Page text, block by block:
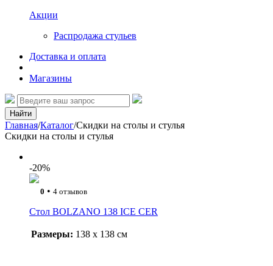
Акции
Распродажа стульев
Доставка и оплата
Магазины
Найти
Главная/Каталог/Скидки на столы и стулья
Скидки на столы и стулья
-20%
0 • 4 отзывов
Стол BOLZANO 138 ICE CER
Размеры: 138 x 138 см